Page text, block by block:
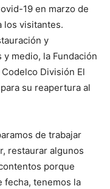
19 en marzo de
los visitantes.
y
medio, la Fundación
División El
su reapertura al
de trabajar
restaurar algunos
porque
fecha, tenemos la